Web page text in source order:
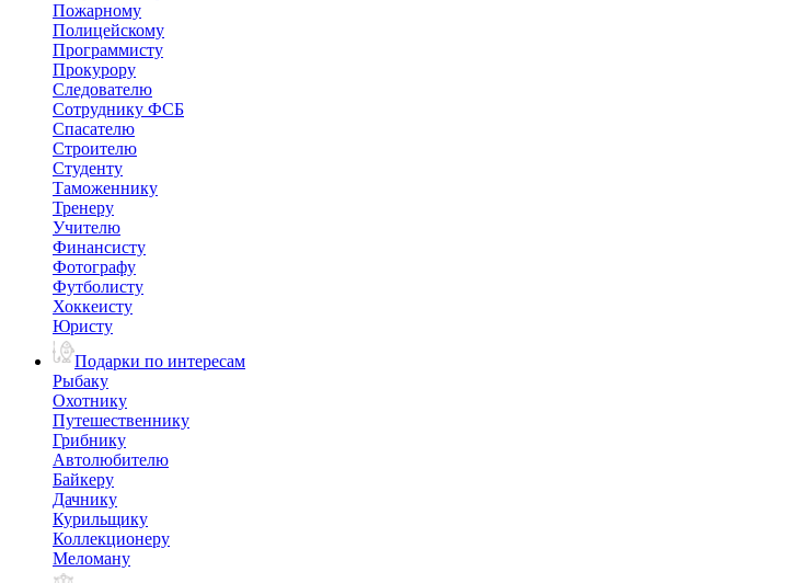
Пожарному
Полицейскому
Программисту
Прокурору
Следователю
Сотруднику ФСБ
Спасателю
Строителю
Студенту
Таможеннику
Тренеру
Учителю
Финансисту
Фотографу
Футболисту
Хоккеисту
Юристу
Подарки по интересам
Рыбаку
Охотнику
Путешественнику
Грибнику
Автолюбителю
Байкеру
Дачнику
Курильщику
Коллекционеру
Меломану